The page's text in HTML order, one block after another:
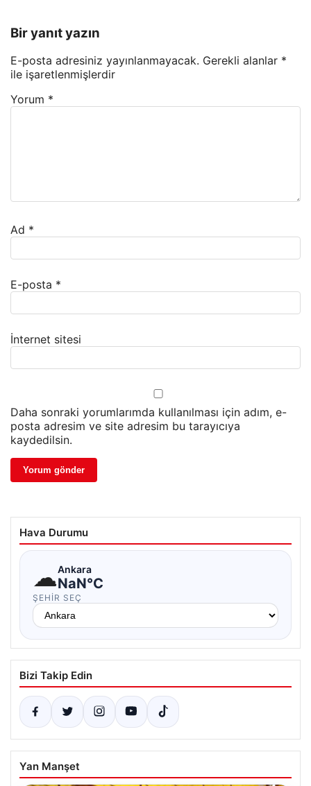
Bir yanıt yazın
E-posta adresiniz yayınlanmayacak. Gerekli alanlar *
ile işaretlenmişlerdir
Yorum *
Ad *
E-posta *
İnternet sitesi
Daha sonraki yorumlarımda kullanılması için adım, e-
posta adresim ve site adresim bu tarayıcıya
kaydedilsin.
Hava Durumu
☁Ankara
NaN°C
ŞEHIR SEÇ
Bizi Takip Edin
Yan Manşet